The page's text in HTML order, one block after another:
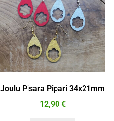
Joulu Pisara Pipari 34x21mm
12,90 €